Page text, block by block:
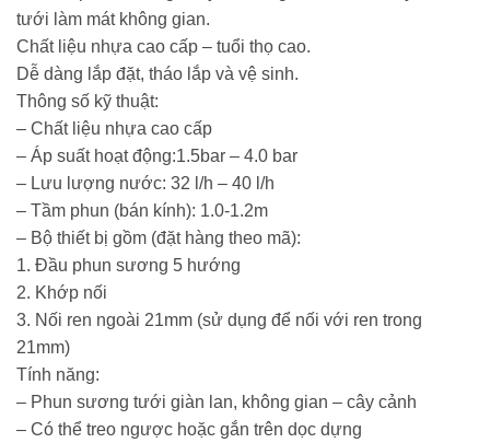
tưới làm mát không gian.
Chất liệu nhựa cao cấp – tuổi thọ cao.
Dễ dàng lắp đặt, tháo lắp và vệ sinh.
Thông số kỹ thuật:
– Chất liệu nhựa cao cấp
– Áp suất hoạt động:1.5bar – 4.0 bar
– Lưu lượng nước: 32 l/h – 40 l/h
– Tầm phun (bán kính): 1.0-1.2m
– Bộ thiết bị gồm (đặt hàng theo mã):
1. Đầu phun sương 5 hướng
2. Khớp nối
3. Nối ren ngoài 21mm (sử dụng để nối với ren trong
21mm)
Tính năng:
– Phun sương tưới giàn lan, không gian – cây cảnh
– Có thể treo ngược hoặc gắn trên dọc dựng